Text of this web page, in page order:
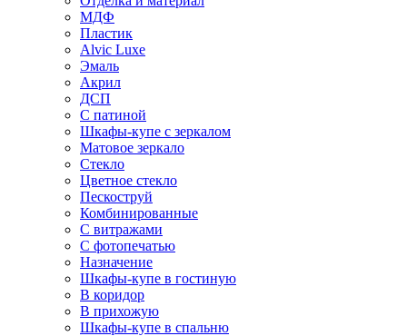
МДФ
Пластик
Alvic Luxe
Эмаль
Акрил
ДСП
С патиной
Шкафы-купе с зеркалом
Матовое зеркало
Стекло
Цветное стекло
Пескоструй
Комбинированные
С витражами
С фотопечатью
Назначение
Шкафы-купе в гостиную
В коридор
В прихожую
Шкафы-купе в спальню